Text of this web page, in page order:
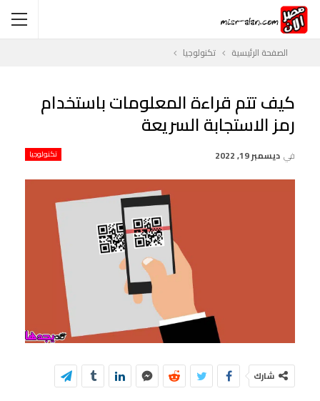
الصفحة الرئيسية تكنولوجيا
كيف تتم قراءة المعلومات باستخدام
رمز الاستجابة السريعة
تكنولوجيا في ديسمبر 19, 2022
شارك